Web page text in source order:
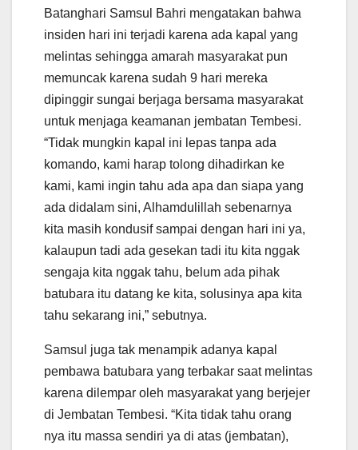
Batanghari Samsul Bahri mengatakan bahwa
insiden hari ini terjadi karena ada kapal yang
melintas sehingga amarah masyarakat pun
memuncak karena sudah 9 hari mereka
dipinggir sungai berjaga bersama masyarakat
untuk menjaga keamanan jembatan Tembesi.
“Tidak mungkin kapal ini lepas tanpa ada
komando, kami harap tolong dihadirkan ke
kami, kami ingin tahu ada apa dan siapa yang
ada didalam sini, Alhamdulillah sebenarnya
kita masih kondusif sampai dengan hari ini ya,
kalaupun tadi ada gesekan tadi itu kita nggak
sengaja kita nggak tahu, belum ada pihak
batubara itu datang ke kita, solusinya apa kita
tahu sekarang ini,” sebutnya.
Samsul juga tak menampik adanya kapal
pembawa batubara yang terbakar saat melintas
karena dilempar oleh masyarakat yang berjejer
di Jembatan Tembesi. “Kita tidak tahu orang
nya itu massa sendiri ya di atas (jembatan),